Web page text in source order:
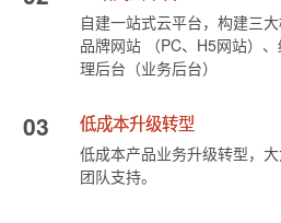
自建一站式云平台，构建三
品牌网站 （PC、H5网站）
理后台（业务后台）
03 低成本升级转型
低成本产品业务升级转型，
团队支持。